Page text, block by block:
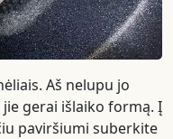
Aš nelupu jo
gerai išlaiko formą. Į
paviršiumi suberkite